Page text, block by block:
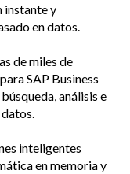
instante y
en datos.
de miles de
SAP Business
análisis e
inteligentes
en memoria y